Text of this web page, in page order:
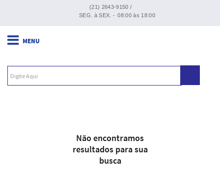
(21) 2643-9150 /
SEG. à SEX. - 08:00 às 18:00
Não encontramos
resultados para sua
busca